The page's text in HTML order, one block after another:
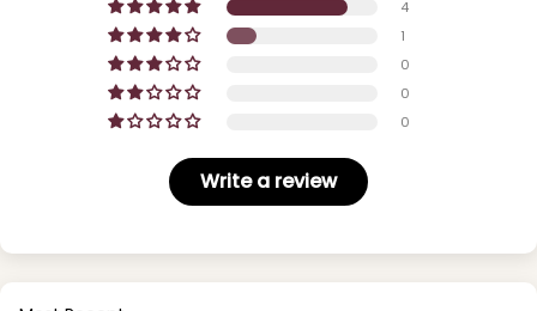
4
1
0
0
0
Write a review